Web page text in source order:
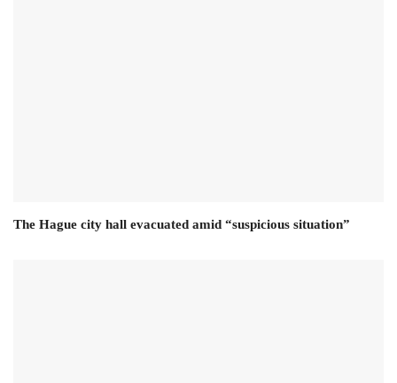
The Hague city hall evacuated amid “suspicious situation”